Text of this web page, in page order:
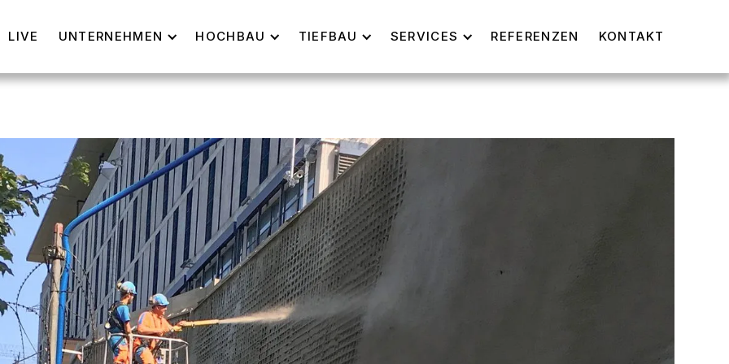
LIVE UNTERNEHMEN HOCHBAU TIEFBAU SERVICES REFERENZEN KONTAKT